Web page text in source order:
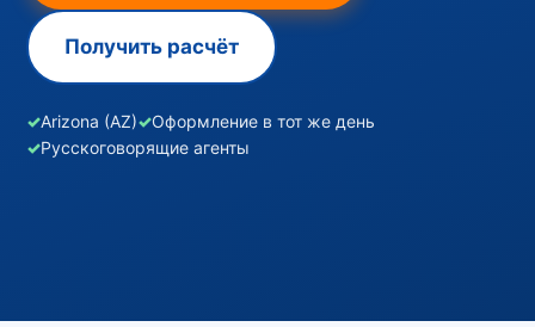
Получить расчёт
✓Arizona (AZ)✓Оформление в тот же день
✓Русскоговорящие агенты